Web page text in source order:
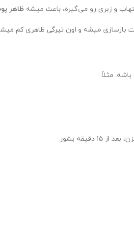
و زبری رو می‌گیره، باعث میشه ظاهر
میشه و اون تیرگی ظاهری کم
مثلاً: